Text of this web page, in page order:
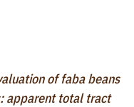
of faba beans
apparent total tract